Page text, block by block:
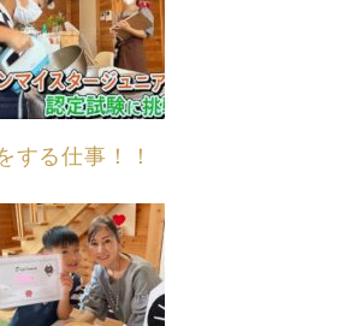
する仕事！！